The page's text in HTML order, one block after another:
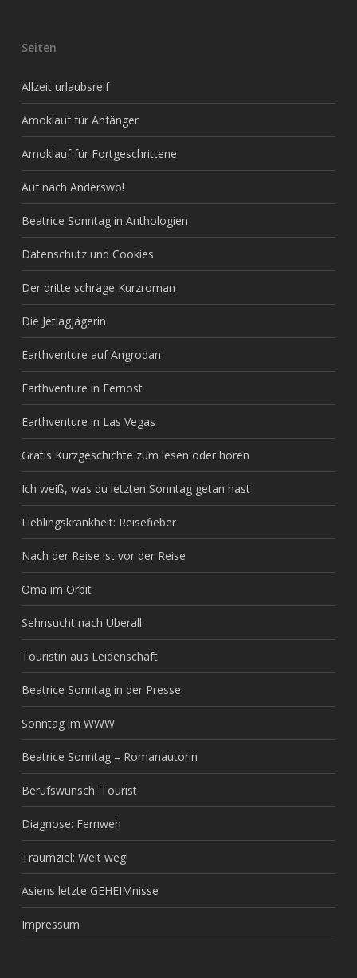
Seiten
Allzeit urlaubsreif
Amoklauf für Anfänger
Amoklauf für Fortgeschrittene
Auf nach Anderswo!
Beatrice Sonntag in Anthologien
Datenschutz und Cookies
Der dritte schräge Kurzroman
Die Jetlagjägerin
Earthventure auf Angrodan
Earthventure in Fernost
Earthventure in Las Vegas
Gratis Kurzgeschichte zum lesen oder hören
Ich weiß, was du letzten Sonntag getan hast
Lieblingskrankheit: Reisefieber
Nach der Reise ist vor der Reise
Oma im Orbit
Sehnsucht nach Überall
Touristin aus Leidenschaft
Beatrice Sonntag in der Presse
Sonntag im WWW
Beatrice Sonntag – Romanautorin
Berufswunsch: Tourist
Diagnose: Fernweh
Traumziel: Weit weg!
Asiens letzte GEHEIMnisse
Impressum